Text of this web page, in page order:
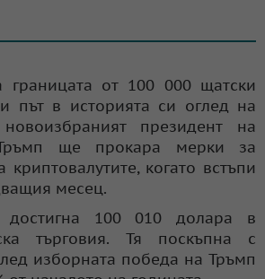
от 100 000 щатски
път в историята си оглед на
президент на
ще прокара мерки за
криптовалутите, когато встъпи
месец.
достигна 100 010 долара в
търговия. Тя поскъпна с
изборната победа на Тръмп